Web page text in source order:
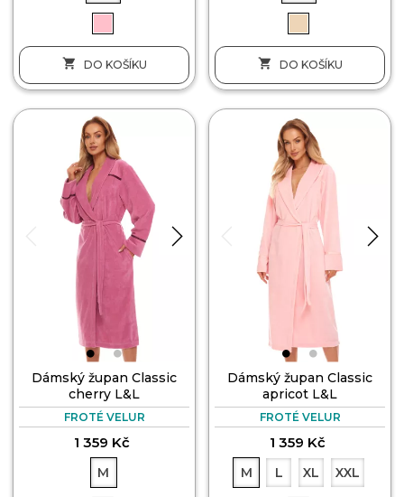
 DO KOŠÍKU  DO KOŠÍKU
Dámský župan Classic
cherry L&L
FROTÉ VELUR
1 359 Kč
M
Dámský župan Classic
apricot L&L
FROTÉ VELUR
1 359 Kč
M L XL XXL